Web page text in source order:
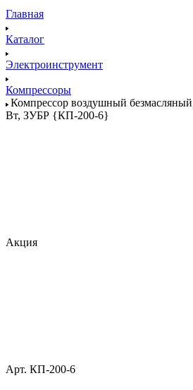
Главная
Каталог
Электроинструмент
Компрессоры
Компрессор воздушный
Вт, ЗУБР {КП-200-6}
Акция
Арт. КП-200-6